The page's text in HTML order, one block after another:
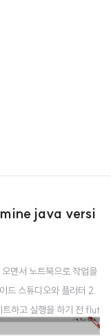
java versi
면서 노트북으로 작업을
드 스튜디오와 플러터 2.
트하고 실행을 하기 전 flut
Flutter (Channel stabl